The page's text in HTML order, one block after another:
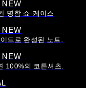
NEW
명함 쇼-케이스
NEW
드로 완성된 노트.
NEW
100%의 코튼셔츠.